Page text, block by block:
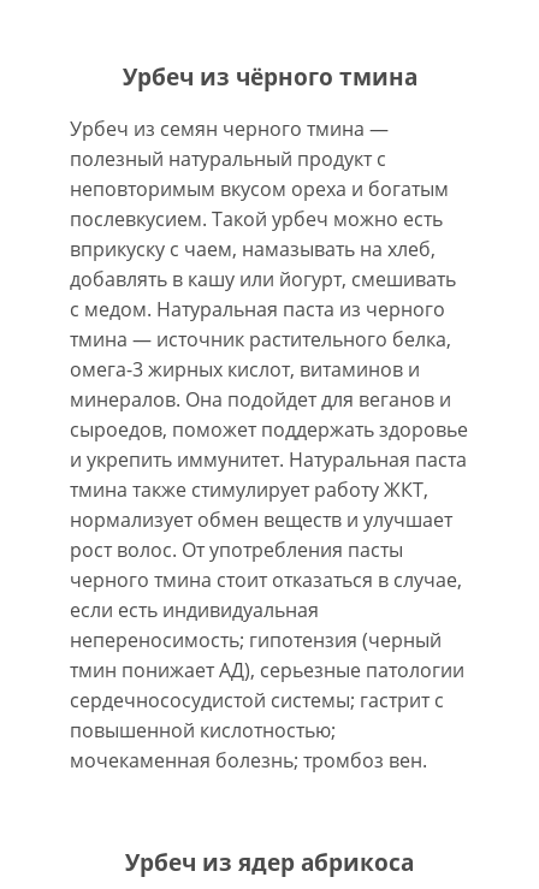
Урбеч из чёрного тмина
Урбеч из семян черного тмина —
полезный натуральный продукт с
неповторимым вкусом ореха и богатым
послевкусием. Такой урбеч можно есть
вприкуску с чаем, намазывать на хлеб,
добавлять в кашу или йогурт, смешивать
с медом. Натуральная паста из черного
тмина — источник растительного белка,
омега-3 жирных кислот, витаминов и
минералов. Она подойдет для веганов и
сыроедов, поможет поддержать здоровье
и укрепить иммунитет. Натуральная паста
тмина также стимулирует работу ЖКТ,
нормализует обмен веществ и улучшает
рост волос. От употребления пасты
черного тмина стоит отказаться в случае,
если есть индивидуальная
непереносимость; гипотензия (черный
тмин понижает АД), серьезные патологии
сердечнососудистой системы; гастрит с
повышенной кислотностью;
мочекаменная болезнь; тромбоз вен.
Урбеч из ядер абрикоса